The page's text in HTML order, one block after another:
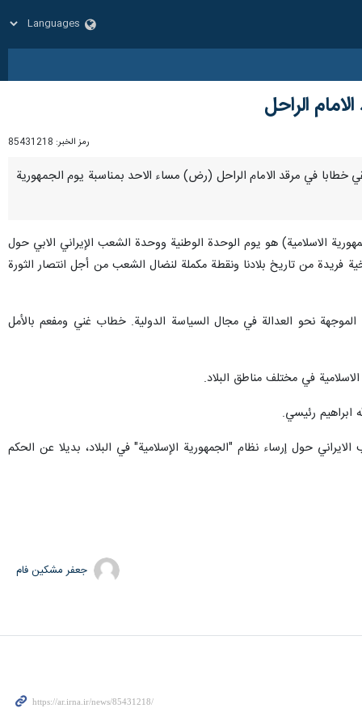
الراحل
رمز الخبر: 85431218
خطابا في مرقد الامام الراحل (رض) مساء الاحد بمناسبة يوم الجمهورية
الاسلامي يوم السبت: أن يوم 12 فروردين (31 اذار/مارس ، يوم الجمهورية الاسلامية) هو يوم الوحدة الوطنية ووحدة الشعب الإيراني الابي حول
فريدة من تاريخ بلادنا ونقطة مكملة لنضال الشعب من أجل انتصار الثورة
الموجهة نحو العدالة في مجال السياسة الدولية. خطاب غني ومفعم بالأمل
في مختلف مناطق البلاد.
رئيسي.
جرى استفتاء عام بمشاركة ابناء الشعب الايراني حول إرساء نظام "الجمهورية الإسلامية" في البلاد، بديلا عن الحكم
جعفر مشکین فام